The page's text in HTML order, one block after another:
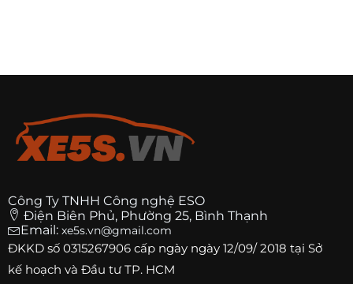
Công Ty TNHH Công nghệ ESO
Điện Biên Phủ, Phường 25, Bình Thạnh
Email: xe5s.vn@gmail.com
ĐKKD số 0315267906 cấp ngày ngày 12/09/ 2018 tại Sở
kế hoạch và Đầu tư TP. HCM